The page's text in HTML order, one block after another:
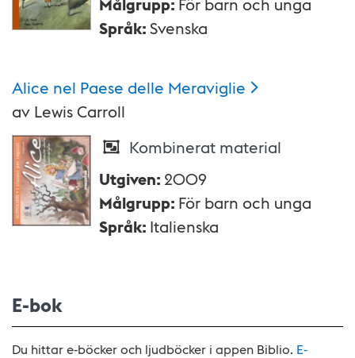
Språk:Svenska
Alice nel Paese delle Meraviglie
av Lewis Carroll
Kombinerat material
Utgiven: 2009
Målgrupp: För barn och unga
Språk: Italienska
E-bok
Du hittar e-böcker och ljudböcker i appen Biblio. E-